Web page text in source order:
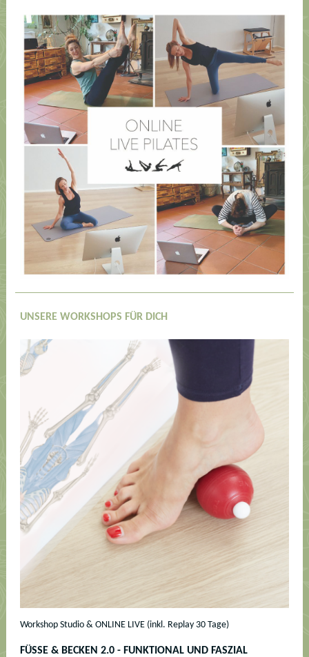
UNSERE WORKSHOPS FÜR DICH
Workshop Studio & ONLINE LIVE (inkl. Replay 30 Tage)
FÜSSE & BECKEN 2.0 - FUNKTIONAL UND FASZIAL